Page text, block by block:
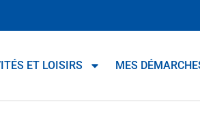
ET LOISIRS MES